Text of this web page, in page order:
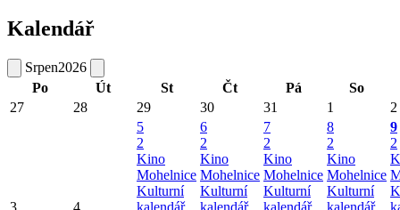
Kalendář
Srpen2026
Po
Út St Čt Pá
So
27
28 29 30 31 1 2
5
2
Kino
Mohelnice
Kulturní
6
2
Kino
Mohelnice
Kulturní
7
2
Kino
Mohelnice
Kulturní
8
2
Kino
Mohelnice
Kulturní
9
2